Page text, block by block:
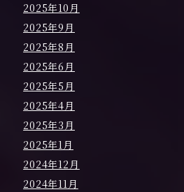
2025年10月
2025年9月
2025年8月
2025年6月
2025年5月
2025年4月
2025年3月
2025年1月
2024年12月
2024年11月